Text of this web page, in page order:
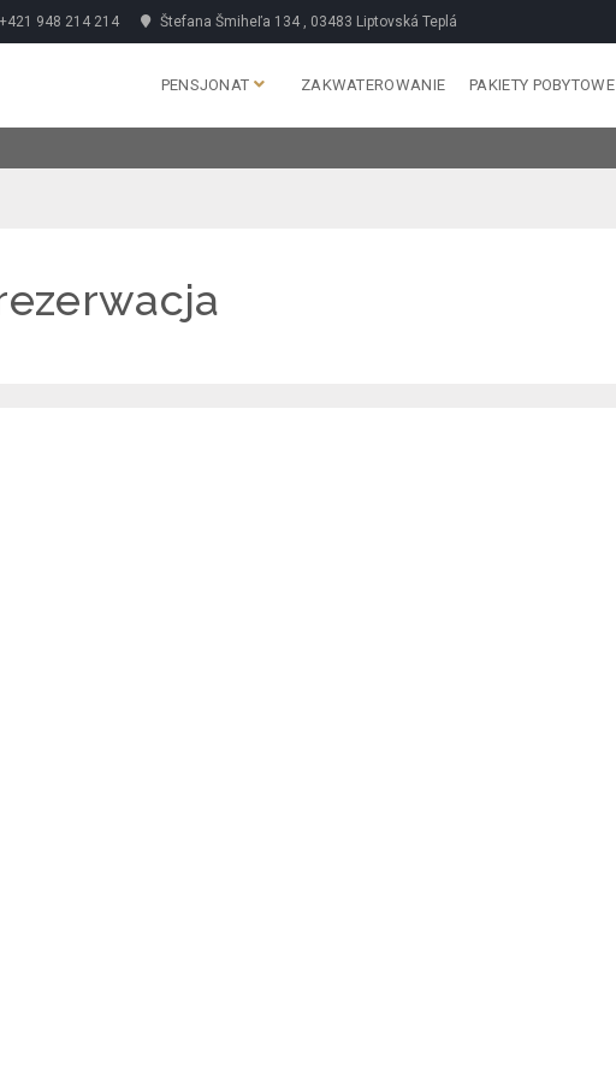
+421 948 214 214 Štefana Šmiheľa 134 , 03483 Liptovská Teplá
PENSJONAT ZAKWATEROWANIE PAKIETY POBYTOWE